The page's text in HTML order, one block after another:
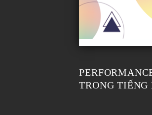
TRONG TIẾNG